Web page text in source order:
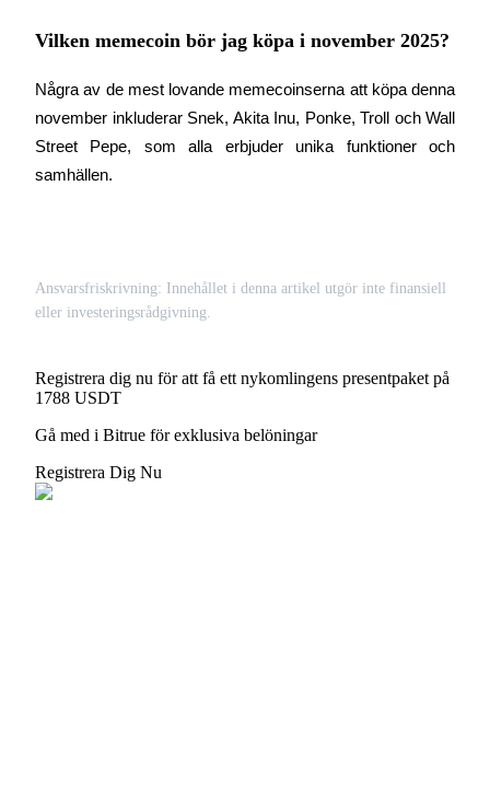
Vilken memecoin bör jag köpa i november 2025?
Några av de mest lovande memecoinserna att köpa denna
november inkluderar Snek, Akita Inu, Ponke, Troll och Wall
Street Pepe, som alla erbjuder unika funktioner och
samhällen.
Ansvarsfriskrivning: Innehållet i denna artikel utgör inte finansiell
eller investeringsrådgivning.
Registrera dig nu för att få ett nykomlingens presentpaket på
1788 USDT
Gå med i Bitrue för exklusiva belöningar
Registrera Dig Nu